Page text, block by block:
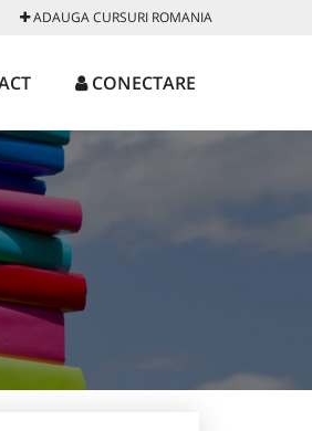
ADAUGA CURSURI ROMANIA
CONECTARE